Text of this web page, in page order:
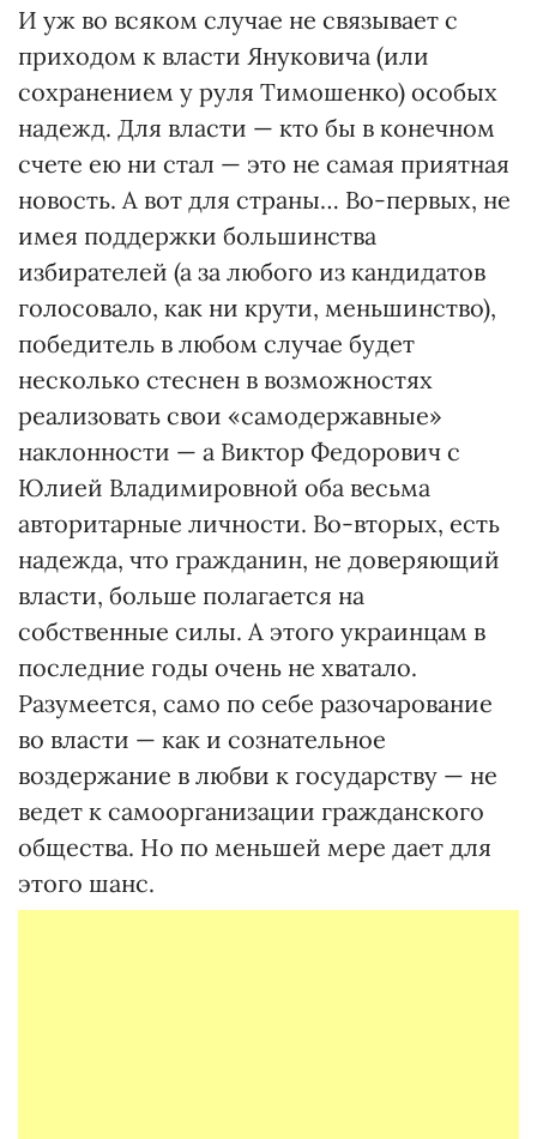
И уж во всяком случае не связывает с
приходом к власти Януковича (или
сохранением у руля Тимошенко) особых
надежд. Для власти — кто бы в конечном
счете ею ни стал — это не самая приятная
новость. А вот для страны… Во-первых, не
имея поддержки большинства
избирателей (а за любого из кандидатов
голосовало, как ни крути, меньшинство),
победитель в любом случае будет
несколько стеснен в возможностях
реализовать свои «самодержавные»
наклонности — а Виктор Федорович с
Юлией Владимировной оба весьма
авторитарные личности. Во-вторых, есть
надежда, что гражданин, не доверяющий
власти, больше полагается на
собственные силы. А этого украинцам в
последние годы очень не хватало.
Разумеется, само по себе разочарование
во власти — как и сознательное
воздержание в любви к государству — не
ведет к самоорганизации гражданского
общества. Но по меньшей мере дает для
этого шанс.